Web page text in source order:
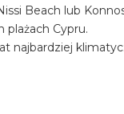
Beach lub
plażach Cypru.
najbardziej